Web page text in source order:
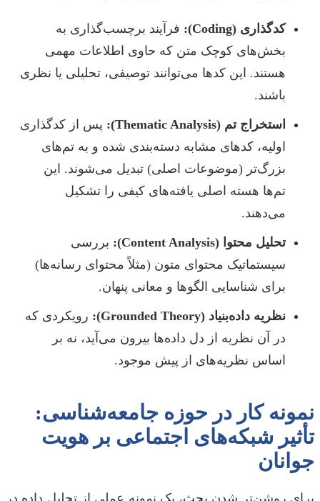
کدگذاری (Coding):
فرآیند برچسب‌گذاری به
بخش‌های کوچک متن که حاوی اطلاعات مهمی
هستند. این کدها می‌توانند توصیفی، تحلیلی یا نظری
باشند.
استخراج تم (Thematic Analysis):
پس از کدگذاری
اولیه، کدهای مشابه دسته‌بندی شده و به تم‌های
بزرگ‌تر (موضوعات اصلی) تبدیل می‌شوند. این
تم‌ها هسته اصلی یافته‌های کیفی را تشکیل
می‌دهند.
تحلیل محتوا (Content Analysis):
بررسی
سیستماتیک محتوای متون (مثلاً محتوای رسانه‌ها)
برای شناسایی الگوها و معانی پنهان.
نظریه داده‌بنیاد (Grounded Theory):
رویکردی که
در آن نظریه از دل داده‌ها بیرون می‌آید، نه بر
اساس نظریه‌های از پیش موجود.
نمونه کار در حوزه جامعه‌شناسی:
تأثیر شبکه‌های اجتماعی بر هویت
جوانان
برای روشن‌تر شدن بحث، یک نمونه عملی از تحلیل داده در